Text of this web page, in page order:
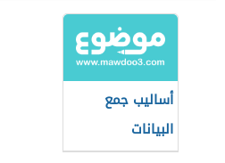
أساليب جمع
البيانات